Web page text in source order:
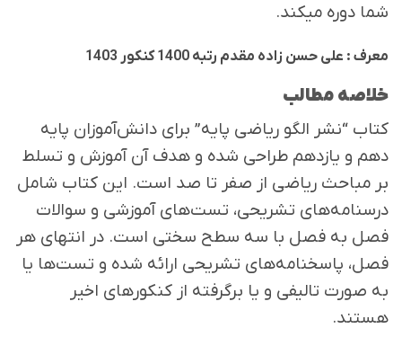
شما دوره میکند.
معرف : علی حسن زاده مقدم رتبه 1400 کنکور 1403
خلاصه مطالب
کتاب “نشر الگو ریاضی پایه” برای دانش‌آموزان پایه
دهم و یازدهم طراحی شده و هدف آن آموزش و تسلط
بر مباحث ریاضی از صفر تا صد است. این کتاب شامل
درسنامه‌های تشریحی، تست‌های آموزشی و سوالات
فصل به فصل با سه سطح سختی است. در انتهای هر
فصل، پاسخنامه‌های تشریحی ارائه شده و تست‌ها یا
به صورت تالیفی و یا برگرفته از کنکورهای اخیر
هستند.